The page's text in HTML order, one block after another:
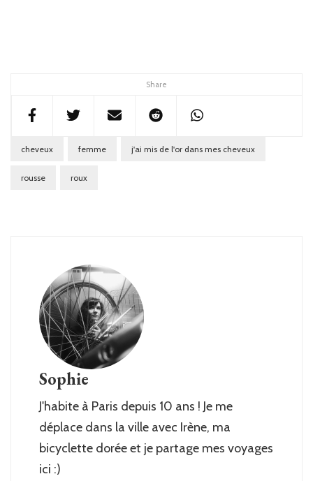
Share
cheveux femme j'ai mis de l'or dans mes cheveux
rousse roux
Sophie
J'habite à Paris depuis 10 ans ! Je me
déplace dans la ville avec Irène, ma
bicyclette dorée et je partage mes voyages
ici :)